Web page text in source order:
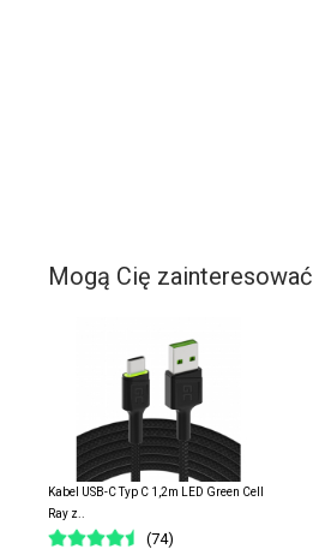
Mogą Cię zainteresować
Kabel USB-C Typ C 1,2m LED Green Cell
Ray z..
(74)